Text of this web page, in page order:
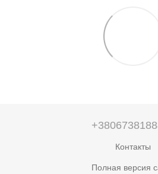
Контакты
Полная версия